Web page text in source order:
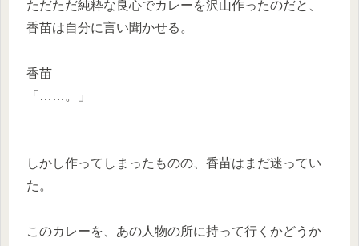
ただただ純粋な良心でカレーを沢山作ったのだと、
香苗は自分に言い聞かせる。
香苗
「……。」
しかし作ってしまったものの、香苗はまだ迷ってい
た。
このカレーを、あの人物の所に持って行くかどうか